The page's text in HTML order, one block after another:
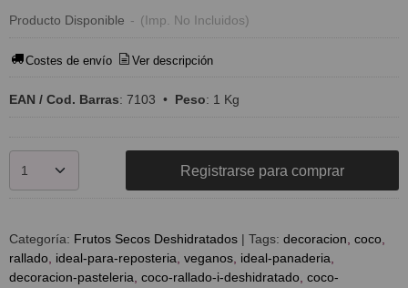
Producto Disponible - (Imp. No Incluidos)
Costes de envío Ver descripción
EAN / Cod. Barras: 7103 • Peso: 1 Kg
Registrarse para comprar
Categoría: Frutos Secos Deshidratados | Tags: decoracion coco
rallado ideal-para-reposteria veganos ideal-panaderia
decoracion-pasteleria coco-rallado-i-deshidratado coco-